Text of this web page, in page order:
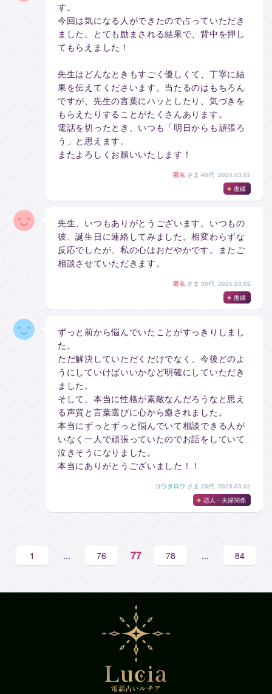
す。
今回は気になる人ができたので占っていただき
ました。とても励まされる結果で、背中を押し
てもらえました！
先生はどんなときもすごく優しくて、丁寧に結
果を伝えてくださいます。当たるのはもちろん
ですが、先生の言葉にハッとしたり、気づきを
もらえたりすることがたくさんあります。
電話を切ったとき、いつも「明日からも頑張ろ
う」と思えます。
またよろしくお願いいたします！
匿名 さま 40代 2025.03.02
復縁
先生、いつもありがとうございます。いつもの
彼、誕生日に連絡してみました。相変わらずな
反応でしたが、私の心はおだやかです。またご
相談させていただきます。
匿名 さま 30代 2025.03.02
復縁
ずっと前から悩んでいたことがすっきりしまし
た。
ただ解決していただくだけでなく、今後どのよ
うにしていけばいいかなど明確にしていただき
ました。
そして、本当に性格が素敵なんだろうなと思え
る声質と言葉選びに心から癒されました。
本当にずっとずっと悩んでいて相談できる人が
いなく一人で頑張っていたのでお話をしていて
泣きそうになりました。
本当にありがとうございました！！
コウタロウ さま 20代 2025.03.02
恋人・夫婦関係
1 ... 76 77 78 ... 84